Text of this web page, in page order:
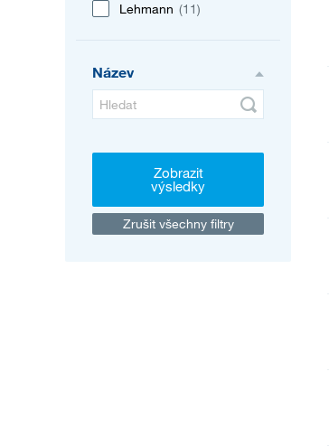
Lehmann (11)
Název
Zobrazit
výsledky
Zrušit všechny filtry